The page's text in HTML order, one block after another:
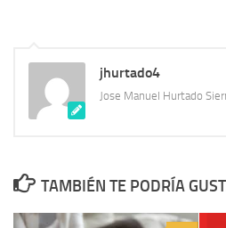
jhurtado4
Jose Manuel Hurtado
TAMBIÉN TE PODRÍA